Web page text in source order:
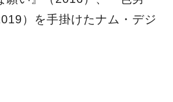
）を手掛けたナム・デジ